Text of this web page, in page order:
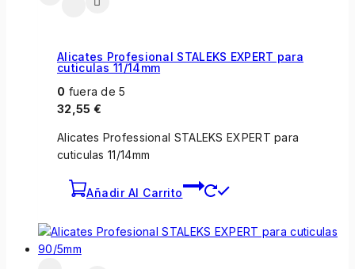
Alicates Profesional STALEKS EXPERT para
cuticulas 11/14mm
0 fuera de 5
32,55 €
Alicates Professional STALEKS EXPERT para
cuticulas 11/14mm
Añadir Al Carrito